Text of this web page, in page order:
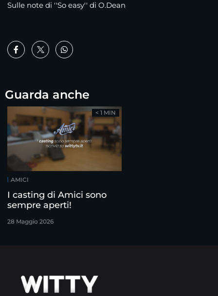
Sulle note di ''So easy'' di O.Dean
Guarda anche
AMICI
I casting di Amici sono
sempre aperti!
28 Maggio 2026
< 1 MIN